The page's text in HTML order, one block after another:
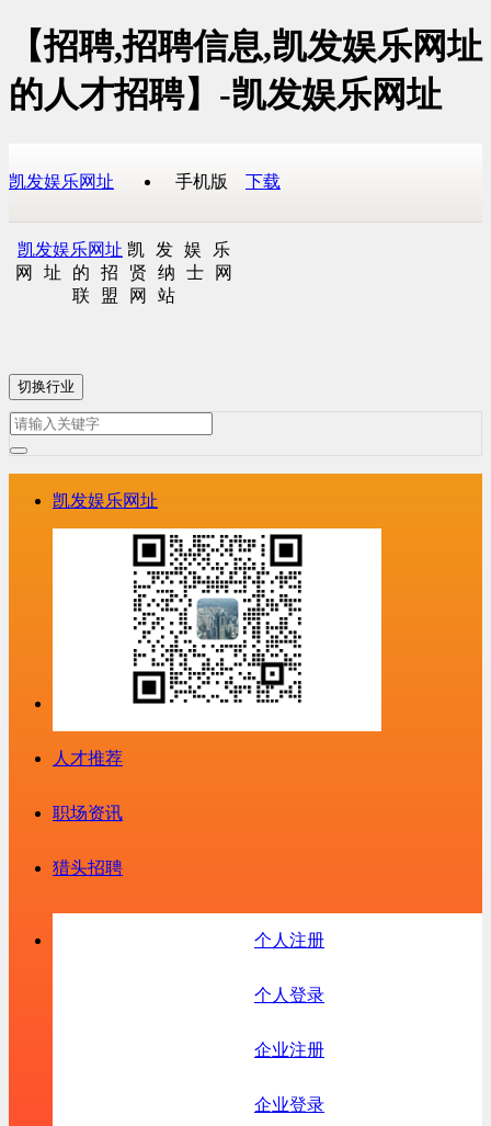
【招聘,招聘信息,凯发娱乐网址
的人才招聘】-凯发娱乐网址
凯发娱乐网址 手机版 下载
凯发娱乐网址 凯发娱乐
网址的招贤纳士网
联盟网站
切换行业
凯发娱乐网址
人才推荐
职场资讯
猎头招聘
个人注册
个人登录
企业注册
企业登录